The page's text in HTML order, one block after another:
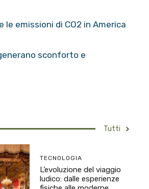
le emissioni di CO2 in America
sconforto e
Tutti
TECNOLOGIA
L’evoluzione del viaggio
ludico: dalle esperienze